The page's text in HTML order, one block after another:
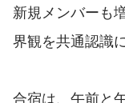
新規メンバーも
界観を共通認識
合宿は、午前と